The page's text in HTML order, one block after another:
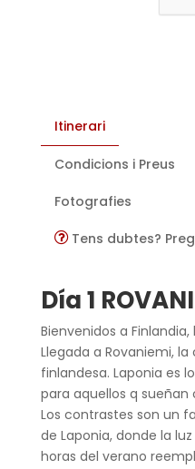
Itinerari
Condicions i Preus
Fotografies
Tens dubtes?
Día 1
Bienvenidos a
Llegada a Rovaniemi,
finlandesa. Laponia es
para aquellos q sueñan
Los contrastes son un
de Laponia, donde la
horas del verano